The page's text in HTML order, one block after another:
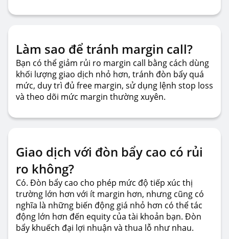
Làm sao để tránh margin call?
Bạn có thể giảm rủi ro margin call bằng cách dùng
khối lượng giao dịch nhỏ hơn, tránh đòn bẩy quá
mức, duy trì đủ free margin, sử dụng lệnh stop loss
và theo dõi mức margin thường xuyên.
Giao dịch với đòn bẩy cao có rủi
ro không?
Có. Đòn bẩy cao cho phép mức độ tiếp xúc thị
trường lớn hơn với ít margin hơn, nhưng cũng có
nghĩa là những biến động giá nhỏ hơn có thể tác
động lớn hơn đến equity của tài khoản bạn. Đòn
bẩy khuếch đại lợi nhuận và thua lỗ như nhau.